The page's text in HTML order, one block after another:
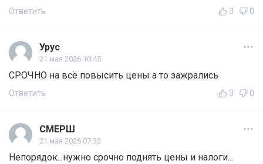
Ответить 3 0
Урус
21 мая 2026 10:45
СРОЧНО на всё повысить цены а то зажрались
Ответить 3 0
СМЕРШ
21 мая 2026 07:32
Непорядок...нужно срочно поднять цены и налоги...